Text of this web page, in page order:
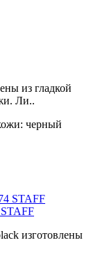
из гладкой
Ли..
черный
изготовлены